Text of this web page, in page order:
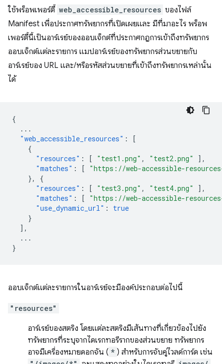
ใช้พร็อพเพอร์ตี้ web_accessible_resources ของไฟล์
Manifest เพื่อประกาศทรัพยากรที่เปิดเผยและ มีที่มาอะไร พร็อพ
เพอร์ตี้นี้เป็นอาร์เรย์ของออบเจ็กต์ที่ประกาศกฎการเข้าถึงทรัพยากร
ออบเจ็กต์แต่ละรายการ แมปอาร์เรย์ของทรัพยากรส่วนขยายกับ
อาร์เรย์ของ URL และ/หรือรหัสส่วนขยายที่เข้าถึงทรัพยากรเหล่านั้น
ได้
{
...
"web_accessible_resources" :
[
{
"resources" : [ "test1.png" , "test2.png"
],
"matches" : [
"https://web-accessible-
},
{
"resources" : [ "test3.png" , "test4.png"
],
"matches" : [
"https://web-accessible-
"use_dynamic_url" :
true
}
],
...
}
ออบเจ็กต์แต่ละรายการในอาร์เรย์จะมีองค์ประกอบต่อไปนี้
"resources"
อาร์เรย์ของสตริง โดยแต่ละสตริงมีเส้นทางที่เกี่ยวข้องไปยัง
ทรัพยากรที่ระบุจากไดเรกทอรีรากของส่วนขยาย ทรัพยากร
อาจมีเครื่องหมายดอกจัน ( * ) สำหรับการจับคู่ไวลด์การ์ด เช่น